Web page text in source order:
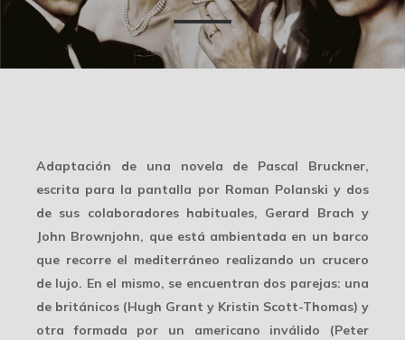
Adaptación de una novela de Pascal Bruckner,
escrita para la pantalla por Roman Polanski y dos
de sus colaboradores habituales, Gerard Brach y
John Brownjohn, que está ambientada en un barco
que recorre el mediterráneo realizando un crucero
de lujo. En el mismo, se encuentran dos parejas: una
de británicos (Hugh Grant y Kristin Scott-Thomas) y
otra formada por un americano inválido (Peter